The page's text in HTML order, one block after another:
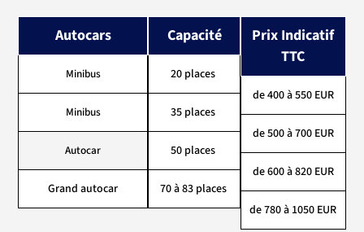
Autocars
Minibus
Minibus
Autocar
Grand autocar
Capacité
20 places
35 places
50 places
70 à83 places
Prix Indicatif
TTC
de 400 à 550 EUR
de 500 à 700 EUR
de 600 à 820 EUR
de 780 à 1050 EUR